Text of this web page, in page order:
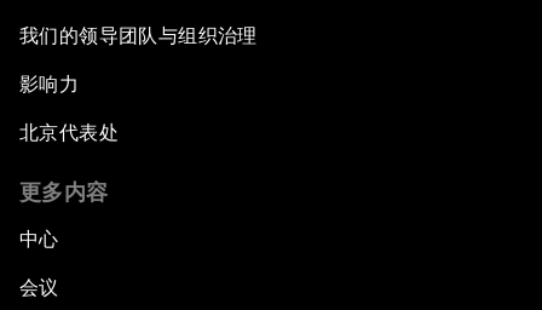
我们的领导团队与组织治理
影响力
北京代表处
更多内容
中心
会议